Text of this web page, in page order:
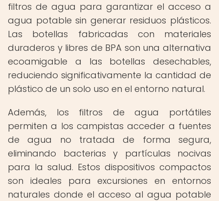
filtros de agua para garantizar el acceso a
agua potable sin generar residuos plásticos.
Las botellas fabricadas con materiales
duraderos y libres de BPA son una alternativa
ecoamigable a las botellas desechables,
reduciendo significativamente la cantidad de
plástico de un solo uso en el entorno natural.
Además, los filtros de agua portátiles
permiten a los campistas acceder a fuentes
de agua no tratada de forma segura,
eliminando bacterias y partículas nocivas
para la salud. Estos dispositivos compactos
son ideales para excursiones en entornos
naturales donde el acceso al agua potable